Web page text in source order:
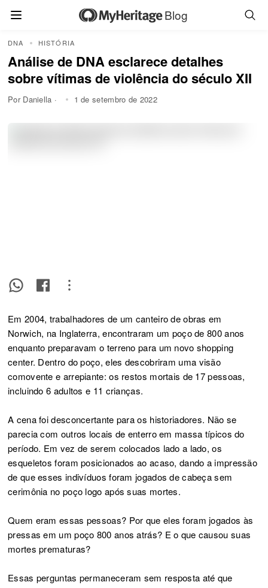
Blog
DNA HISTÓRIA
Análise de DNA esclarece detalhes
sobre vítimas de violência do século XII
Por Daniella · 1 de setembro de 2022
Em 2004, trabalhadores de um canteiro de obras em
Norwich, na Inglaterra, encontraram um poço de 800 anos
enquanto preparavam o terreno para um novo shopping
center. Dentro do poço, eles descobriram uma visão
comovente e arrepiante: os restos mortais de 17 pessoas,
incluindo 6 adultos e 11 crianças.
A cena foi desconcertante para os historiadores. Não se
parecia com outros locais de enterro em massa típicos do
período. Em vez de serem colocados lado a lado, os
esqueletos foram posicionados ao acaso, dando a impressão
de que esses indivíduos foram jogados de cabeça sem
cerimônia no poço logo após suas mortes.
Quem eram essas pessoas? Por que eles foram jogados às
pressas em um poço 800 anos atrás? E o que causou suas
mortes prematuras?
Essas perguntas permaneceram sem resposta até que